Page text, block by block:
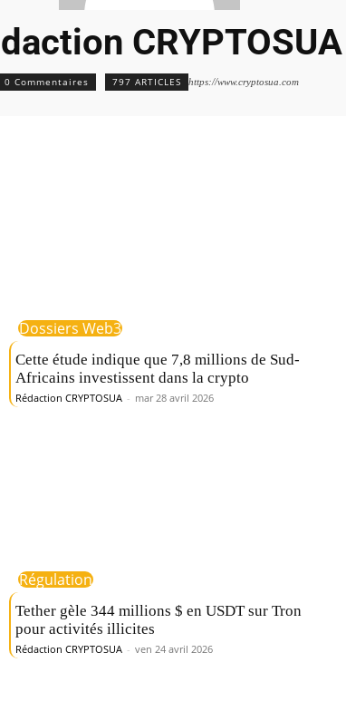
CRYPTOSUA
0 Commentaires 797 ARTICLES https://www.cryptosua.com
Dossiers Web3
Cette étude indique que 7,8 millions de Sud-
Africains investissent dans la crypto
Rédaction CRYPTOSUA - mar 28 avril 2026
Régulation
Tether gèle 344 millions $ en USDT sur Tron
pour activités illicites
Rédaction CRYPTOSUA - ven 24 avril 2026